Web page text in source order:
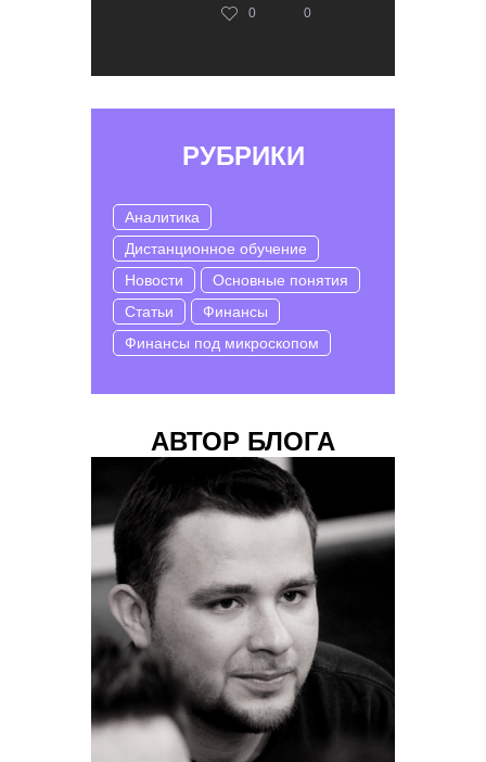
0 0
РУБРИКИ
Аналитика
Дистанционное обучение
Новости
Основные понятия
Статьи
Финансы
Финансы под микроскопом
АВТОР БЛОГА